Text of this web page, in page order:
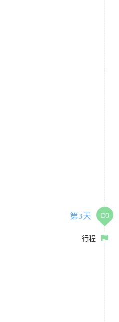
第3天 D3
行程